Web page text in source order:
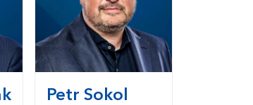
Petr Sokol